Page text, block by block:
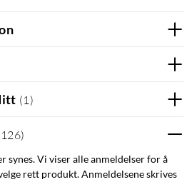
(1 )
126)
synes. Vi viser alle anmeldelser for å
rett produkt. Anmeldelsene skrives